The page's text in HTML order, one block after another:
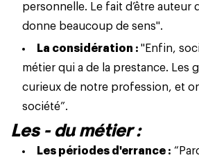
personnelle. Le fait d’être auteur
donne beaucoup de sens".
La considération : "Enfin,
métier qui a de la prestance. Les
curieux de notre profession, et
société”.
Les - du métier :
Les périodes d'errance :